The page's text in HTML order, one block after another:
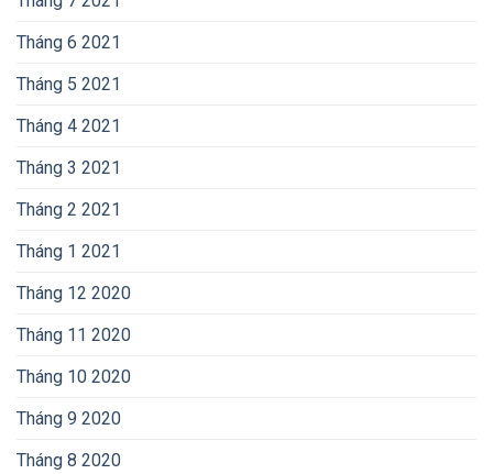
Tháng 6 2021
Tháng 5 2021
Tháng 4 2021
Tháng 3 2021
Tháng 2 2021
Tháng 1 2021
Tháng 12 2020
Tháng 11 2020
Tháng 10 2020
Tháng 9 2020
Tháng 8 2020